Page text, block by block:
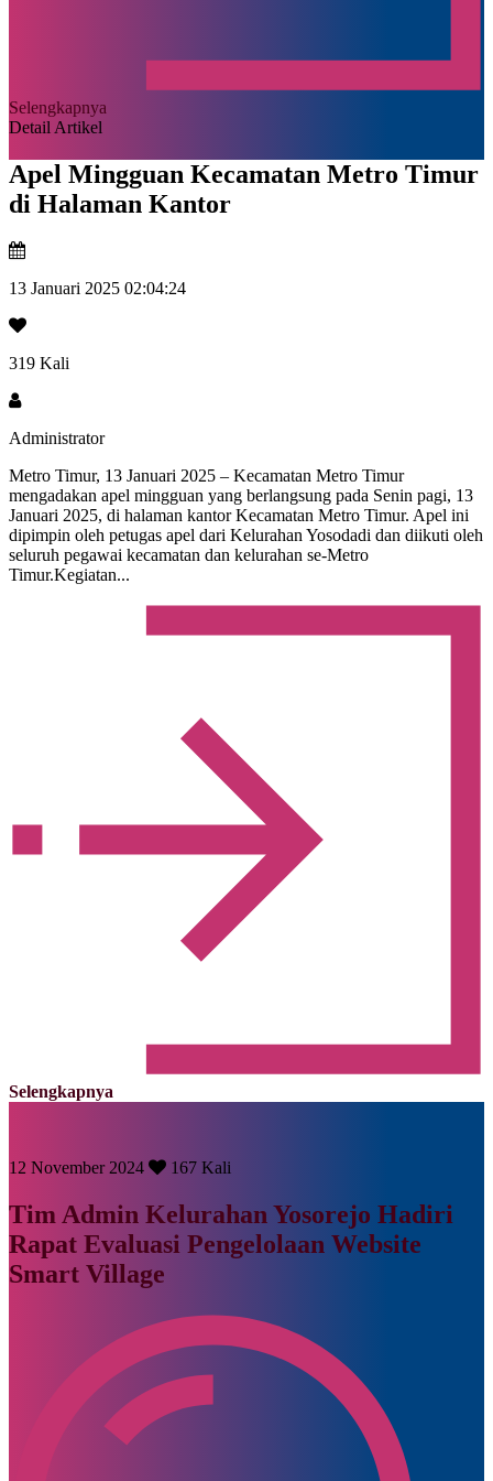
Selengkapnya
Detail Artikel
Apel Mingguan Kecamatan Metro Timur
di Halaman Kantor
13 Januari 2025 02:04:24
319 Kali
Administrator
Metro Timur, 13 Januari 2025 – Kecamatan Metro Timur
mengadakan apel mingguan yang berlangsung pada Senin pagi, 13
Januari 2025, di halaman kantor Kecamatan Metro Timur. Apel ini
dipimpin oleh petugas apel dari Kelurahan Yosodadi dan diikuti oleh
seluruh pegawai kecamatan dan kelurahan se-Metro
Timur.Kegiatan...
Selengkapnya
12 November 2024 167 Kali
Tim Admin Kelurahan Yosorejo Hadiri
Rapat Evaluasi Pengelolaan Website
Smart Village